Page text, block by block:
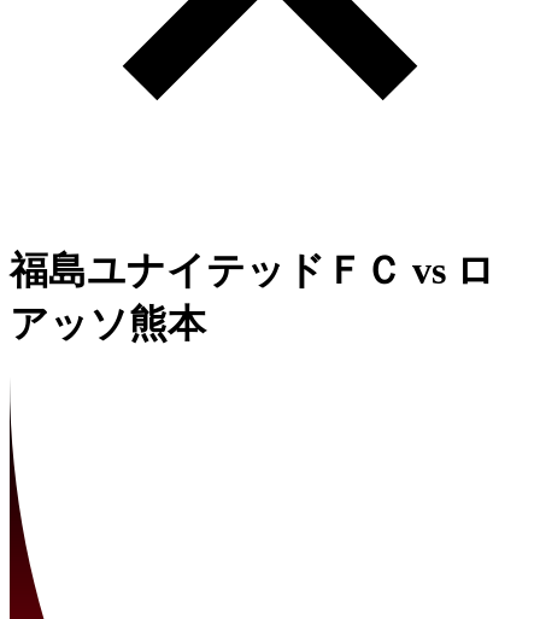
福島ユナイテッドＦＣ vs ロ
アッソ熊本